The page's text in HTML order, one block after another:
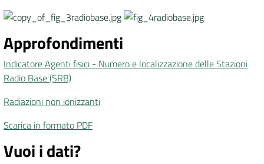
Approfondimenti
Indicatore Agenti fisici - Numero e localizzazione delle Stazioni
Radio Base (SRB)
Radiazioni non ionizzanti
Scarica in formato PDF
Vuoi i dati?